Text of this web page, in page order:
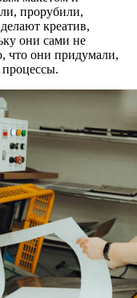
прорубили,
креатив,
они сами не
что они придумали,